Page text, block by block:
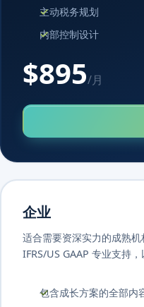
主动税务规划
内部控制设计
$895/月
企业
适合需要资深实力的成熟机
IFRS/US GAAP 专业支持，
包含成长方案的全部内